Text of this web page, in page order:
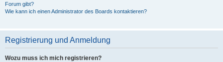
Forum gibt?
Wie kann ich einen Administrator des Boards kontaktieren?
Registrierung und Anmeldung
Wozu muss ich mich registrieren?